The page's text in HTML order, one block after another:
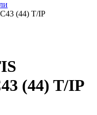
(44) T/IP
(44) T/IP